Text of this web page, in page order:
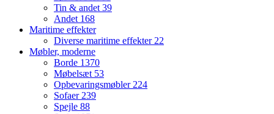
Tin & andet39
Andet 168
Maritime effekter
Diverse maritime effekter22
Møbler, moderne
Borde 1370
Møbelsæt 53
Opbevaringsmøbler224
Sofaer239
Spejle 88